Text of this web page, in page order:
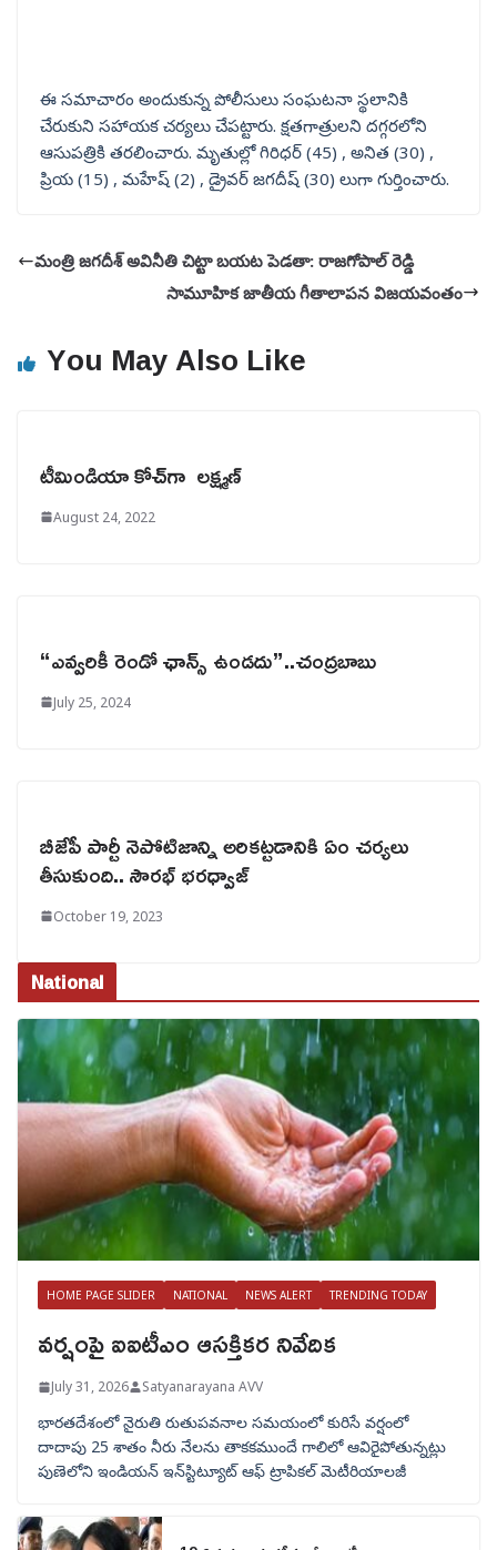
ఈ సమాచారం అందుకున్న పోలీసులు సంఘటనా స్థలానికి
చేరుకుని సహాయక చర్యలు చేపట్టారు. క్షతగాత్రులని దగ్గరలోని
ఆసుపత్రికి తరలించారు. మృతుల్లో గిరిధర్ (45) , అనిత (30) ,
ప్రియ (15) , మహేష్ (2) , డ్రైవర్ జగదీష్ (30) లుగా గుర్తించారు.
మంత్రి జగదీశ్‌ అవినీతి చిట్టా బయట పెడతా: రాజగోపాల్‌ రెడ్డి
సామూహిక జాతీయ గీతాలాపన విజయవంతం
You May Also Like
టీమిండియా కోచ్‌గా లక్ష్మణ్
August 24, 2022
“ఎవ్వరికీ రెండో ఛాన్స్ ఉండదు”..చంద్రబాబు
July 25, 2024
బీజేపీ పార్టీ నెపోటిజాన్ని అరికట్టడానికి ఏం చర్యలు
తీసుకుంది.. సౌరభ్ భరధ్వాజ్
October 19, 2023
National
HOME PAGE SLIDER NATIONAL NEWS ALERT TRENDING TODAY
వర్షంపై ఐఐటీఎం ఆసక్తికర నివేదిక
July 31, 2026 Satyanarayana AVV
భారతదేశంలో నైరుతి రుతుపవనాల సమయంలో కురిసే వర్షంలో
దాదాపు 25 శాతం నీరు నేలను తాకకముందే గాలిలో ఆవిరైపోతున్నట్లు
పుణెలోని ఇండియన్ ఇన్‌స్టిట్యూట్ ఆఫ్ ట్రాపికల్ మెటీరియాలజీ